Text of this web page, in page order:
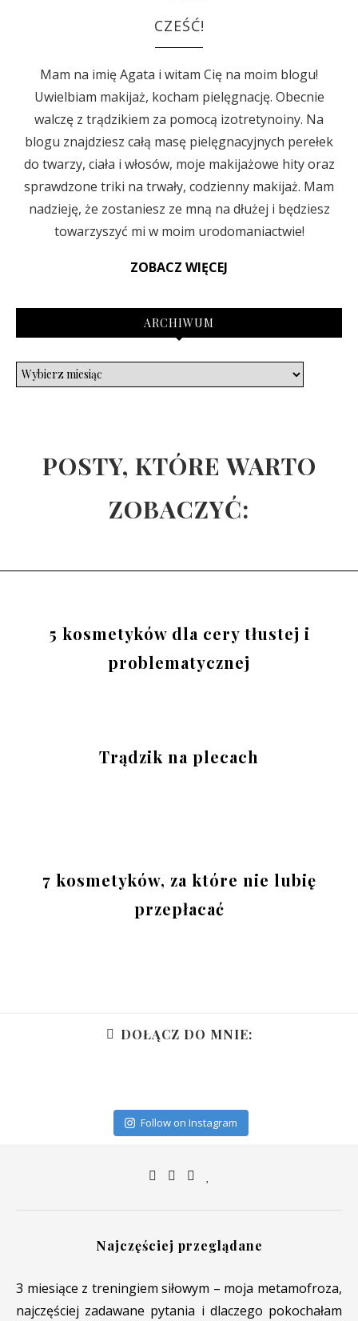
CZEŚĆ!
Mam na imię Agata i witam Cię na moim blogu!
Uwielbiam makijaż, kocham pielęgnację. Obecnie
walczę z trądzikiem za pomocą izotretynoiny. Na
blogu znajdziesz całą masę pielęgnacyjnych perełek
do twarzy, ciała i włosów, moje makijażowe hity oraz
sprawdzone triki na trwały, codzienny makijaż. Mam
nadzieję, że zostaniesz ze mną na dłużej i będziesz
towarzyszyć mi w moim urodomaniactwie!
ZOBACZ WIĘCEJ
ARCHIWUM
POSTY, KTÓRE WARTO
ZOBACZYĆ:
5 kosmetyków dla cery tłustej i
problematycznej
Trądzik na plecach
7 kosmetyków, za które nie lubię
przepłacać
DOŁĄCZ DO MNIE:
Follow on Instagram
Najczęściej przeglądane
3 miesiące z treningiem siłowym – moja metamofroza,
najczęściej zadawane pytania i dlaczego pokochałam